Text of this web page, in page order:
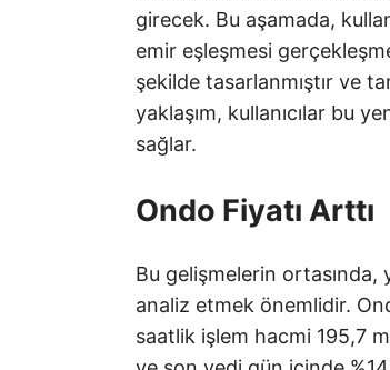
girecek. Bu aşamada,
emir eşleşmesi
şekilde tasarlanmıştır ve
yaklaşım, kullanıcılar bu
sağlar.
Ondo Fiyatı Arttı
Bu gelişmelerin ortasında,
analiz etmek önemlidir.
saatlik işlem hacmi 195,7